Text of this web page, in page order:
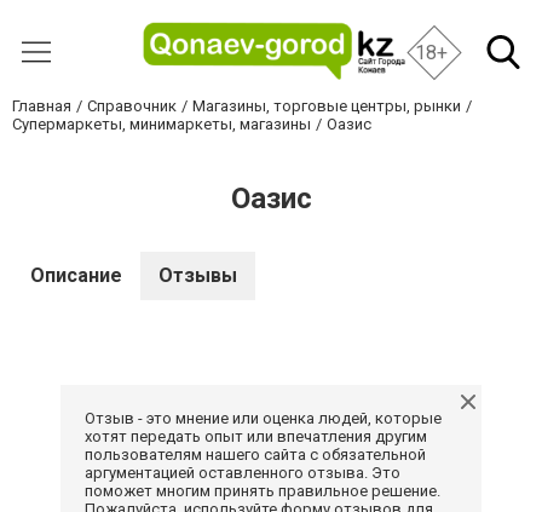
18+
Главная Справочник
Магазины, торговые центры, рынки
Супермаркеты, минимаркеты, магазины
Оазис
Оазис
Описание Отзывы
Отзыв - это мнение или оценка людей, которые
хотят передать опыт или впечатления другим
пользователям нашего сайта с обязательной
аргументацией оставленного отзыва. Это
поможет многим принять правильное решение.